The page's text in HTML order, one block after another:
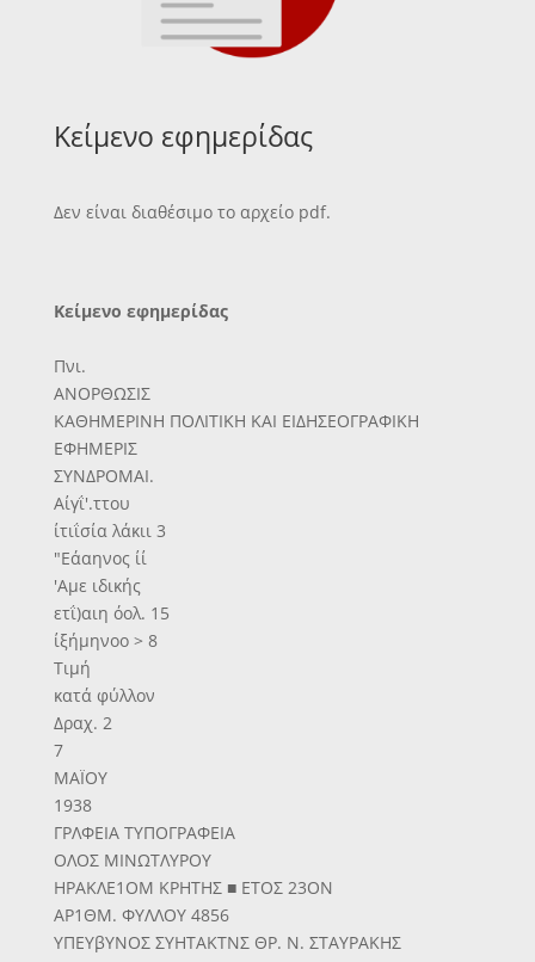
Κείμενο εφημερίδας
Δεν είναι διαθέσιμο το αρχείο pdf.
Κείμενο εφημερίδας
Πνι.
ΑΝΟΡΘΩΣΙΣ
ΚΑΘΗΜΕΡΙΝΗ ΠΟΛΙΤΙΚΗ ΚΑΙ ΕΙΔΗΣΕΟΓΡΑΦΙΚΗ
ΕΦΗΜΕΡΙΣ
ΣΥΝΔΡΟΜΑΙ.
Αίγΐ'.ττου
ίτιΐσία λάκιι 3
"Εάαηνος ίί
'Αμε ιδικής
ετΐ)αιη όολ. 15
ίξήμηνοο > 8
Τιμή
κατά φύλλον
Δραχ. 2
7
ΜΑΪΟΥ
1938
ΓΡΛΦΕΙΑ ΤΥΠΟΓΡΑΦΕΙΑ
ΟΛΟΣ ΜΙΝΩΤΛΥΡΟΥ
ΗΡΑΚΛΕ1ΟΜ ΚΡΗΤΗΣ ■ ΕΤΟΣ 23ΟΝ
ΑΡ1ΘΜ. ΦΥΛΛΟΥ 4856
ΥΠΕΥβΥΝΟΣ ΣΥΗΤΑΚΤΝΣ ΘΡ. Ν. ΣΤΑΥΡΑΚΗΣ